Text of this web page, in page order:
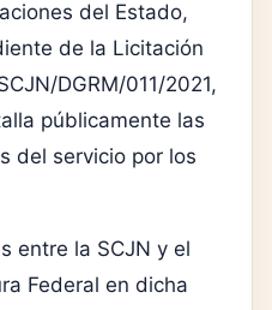
del Estado,
de la Licitación
DGRM/011/2021,
públicamente las
del servicio por los
entre la SCJN y el
Federal en dicha